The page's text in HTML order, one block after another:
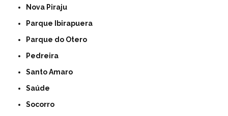
Nova Piraju
Parque Ibirapuera
Parque do Otero
Pedreira
Santo Amaro
Saúde
Socorro